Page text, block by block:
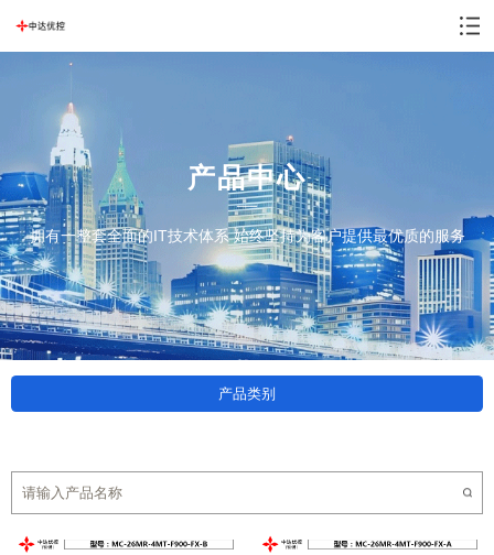
产品中心
拥有一整套全面的IT技术体系 始终坚持为客户提供最优质的服务
产品类别